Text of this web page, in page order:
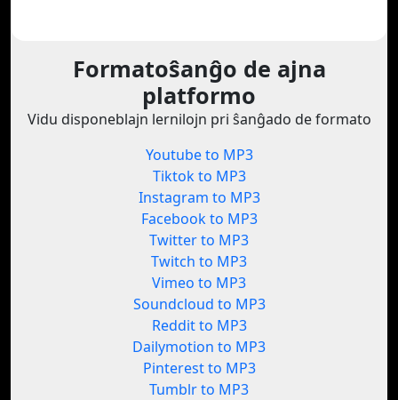
Formatoŝanĝo de ajna
platformo
Vidu disponeblajn lernilojn pri ŝanĝado de formato
Youtube to MP3
Tiktok to MP3
Instagram to MP3
Facebook to MP3
Twitter to MP3
Twitch to MP3
Vimeo to MP3
Soundcloud to MP3
Reddit to MP3
Dailymotion to MP3
Pinterest to MP3
Tumblr to MP3